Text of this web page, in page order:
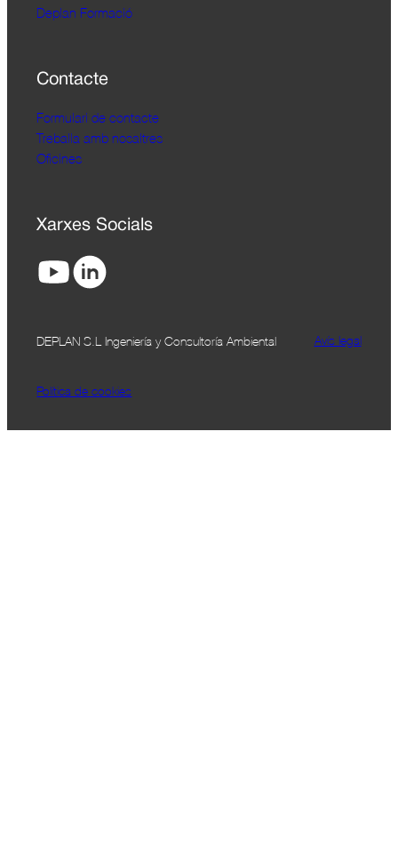
Deplan Formació
Contacte
Formulari de contacte
Treballa amb nosaltres
Oficines
Xarxes Socials
DEPLAN S.L Ingeniería y Consultoría Ambiental Avís legal
Política de cookies